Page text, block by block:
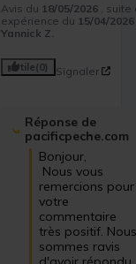
Avis du 18/05/2026
,
expérience du 15/04/2026
Yannick Z.
Utile(0) Signaler
Réponse de
pacificpeche.com
Bonjour,
remercions pour
votre
commentaire
très positif.
sommes ravis